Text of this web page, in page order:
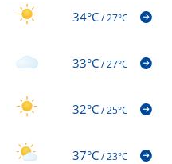
34°C/27°C
33°C/27°C
32°C/25°C
37°C/23°C